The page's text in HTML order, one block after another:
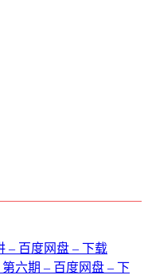
– 百度网盘 – 下载
六期 – 百度网盘 – 下